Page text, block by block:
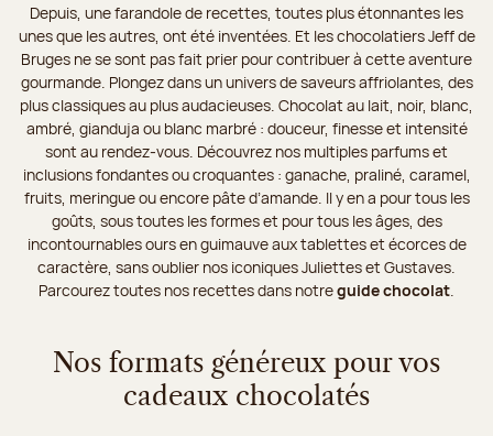
Depuis, une farandole de recettes, toutes plus étonnantes les
unes que les autres, ont été inventées. Et les chocolatiers Jeff de
Bruges ne se sont pas fait prier pour contribuer à cette aventure
gourmande. Plongez dans un univers de saveurs affriolantes, des
plus classiques au plus audacieuses. Chocolat au lait, noir, blanc,
ambré, gianduja ou blanc marbré : douceur, finesse et intensité
sont au rendez-vous. Découvrez nos multiples parfums et
inclusions fondantes ou croquantes : ganache, praliné, caramel,
fruits, meringue ou encore pâte d’amande. Il y en a pour tous les
goûts, sous toutes les formes et pour tous les âges, des
incontournables ours en guimauve aux tablettes et écorces de
caractère, sans oublier nos iconiques Juliettes et Gustaves.
Parcourez toutes nos recettes dans notreguide chocolat
Nos formats généreux pour vos
cadeaux chocolatés